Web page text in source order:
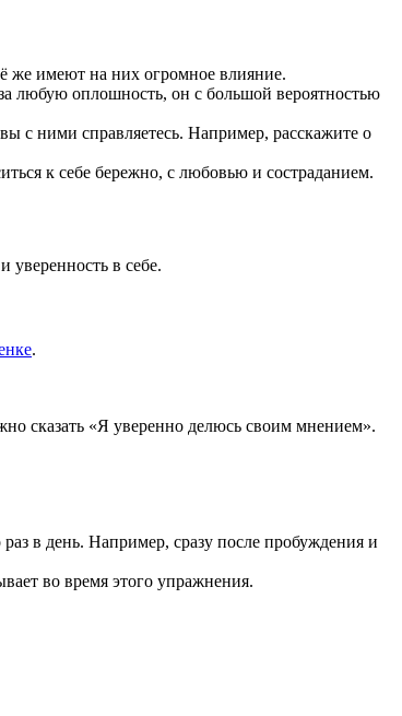
же имеют на них огромное влияние.
любую оплошность, он с большой вероятностью
с ними справляетесь. Например, расскажите о
к себе бережно, с любовью и состраданием.
уверенность в себе.
.
сказать «Я уверенно делюсь своим мнением».
в день. Например, сразу после пробуждения и
во время этого упражнения.